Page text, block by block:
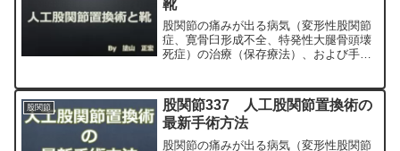
靴
股関節の痛みが出る病気（変形性股関節
症、寛骨臼形成不全、特発性大腿骨頭壊
死症）の治療（保存療法）、および手術
科専門医（人工関節手術を専門）の塗山
正宏が色々と説明します。
股関節
股関節337 人工股関節置換術の
最新手術方法
股関節の痛みが出る病気（変形性股関節